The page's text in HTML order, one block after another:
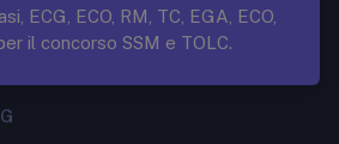
ECG, ECO, RM, TC, EGA, ECO,
il concorso SSM e TOLC.